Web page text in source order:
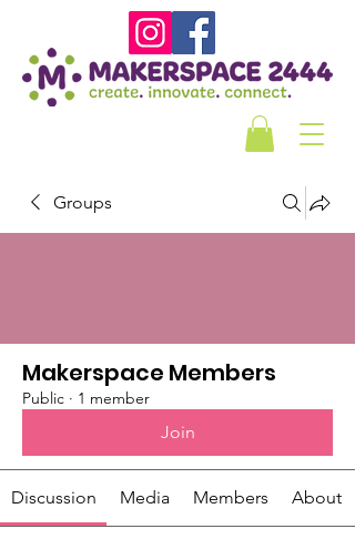
Groups
Makerspace Members
Public · 1 member
Join
Discussion Media Members About